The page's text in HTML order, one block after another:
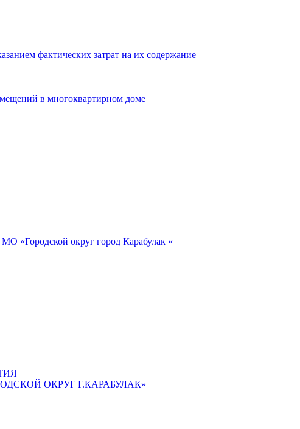
фактических затрат на их содержание
в многоквартирном доме
«Городской округ город Карабулак «
ОКРУГ Г.КАРАБУЛАК»